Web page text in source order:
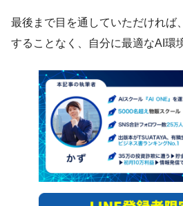
最後まで目を通していただければ
することなく、自分に最適なAI環